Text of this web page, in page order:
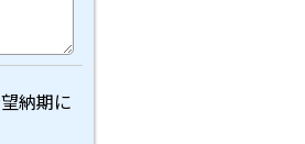
納期に